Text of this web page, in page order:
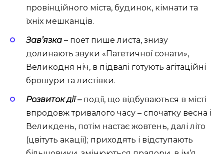
провінційного міста, будинок, кімнати та
їхніх мешканців.
Зав’язка – поет пише листа, знизу
долинають звуки «Патетичної сонати»,
Великодня ніч, в підвалі готують агітаційні
брошури та листівки.
Розвиток дії – події, що відбуваються в місті
впродовж тривалого часу – спочатку весна і
Великдень, потім настає жовтень, далі літо
(цвітуть акації); приходять і відступають